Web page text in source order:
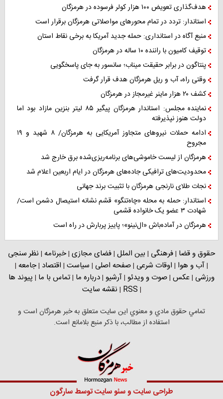
هدف‌گذاری تعویض ۱۰۰ هزار کولر فرسوده در هرمزگان
استاندار: تردد در تمام محورهای مواصلاتی هرمزگان برقرار است
منبع آگاه در استانداری: حمله جدید آمریکا به برخی نقاط استان
توقیف کامیون با راننده ۱۰ ساله در هرمزگان
پنتاگون در برابر حقیقت میناب؛ سانسور به جای پاسخگویی
وقتی راه، آب و ریل هرمزگان هدف قرار گرفت
کشف ۲۰ هزار ماینر غیرمجاز در هرمزگان
نماینده مجلس: استاندار هرمزگان پیگیر ۸۵ لیتر بنزین مازاد بود اما
دولت هنوز نپذیرفته
ادامه حملات نیروهای متجاوز آمریکایی به هرمزگان/ ۸ شهید و ۱۹
مجروح
هرمزگان از لیست خاموشی‌های برنامه‌ریزی‌شده برق خارج شد
محدودیت‌های ترافیکی جاده‌های هرمزگان در ایام اربعین اعلام شد
نجات طلای نارنجی هرمزگان با تثبیت برند جهانی
استاندار: حمله به محله «چاه‌تنگو» قشم نشانه استیصال دشمن است/
شهادت ۳ عضو یک خانواده قشمی
هرمزگان در آماده‌باش «ال‌نینو»؛ پاییز پربارش در راه است
حقوق و قضا |فرهنگی | بین الملل |فضای مجازی |خبرنامه | نظر سنجی
|آب و هوا | اوقات شرعی |صفحه اصلی | سیاست | اقتصاد |جامعه |
ورزشی |عکس |صوت و ویدئو |آرشیو |درباره ما |تماس با ما | پیوند ها
|
RSS
| نقشه سایت
تمامي حقوق مادي و معنوي اين سايت متعلق به خبر هرمزگان است و
استفاده از مطالب، با ذکر منبع بلامانع است.
طراحی سایت وسئو سایتتوسط سارگون